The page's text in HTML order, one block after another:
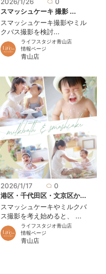
スマッシュケーキ 撮影 ...
スマッシュケーキ撮影やミル
クバス撮影を検討...
ライフスタジオ青山店
情報ページ
青山店
2026/1/17
0
港区・千代田区・文京区か...
スマッシュケーキやミルクバ
ス撮影を考え始めると、 ...
ライフスタジオ青山店
情報ページ
青山店